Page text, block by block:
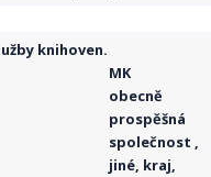
knihoven.
MK
obecně
prospěšná
společnost ,
jiné, kraj,